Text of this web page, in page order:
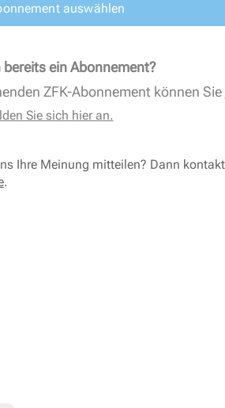
auswählen
bereits ein Abonnement?
ZFK-Abonnement können Sie
Sie sich hier an.
Ihre Meinung mitteilen? Dann
.